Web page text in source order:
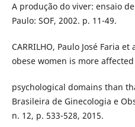
A produção do viver: ensaio
Paulo: SOF, 2002. p. 11-49.
CARRILHO, Paulo José Faria
obese women is more
psychological domains than
Brasileira de Ginecologia e
n. 12, p. 533-528, 2015.